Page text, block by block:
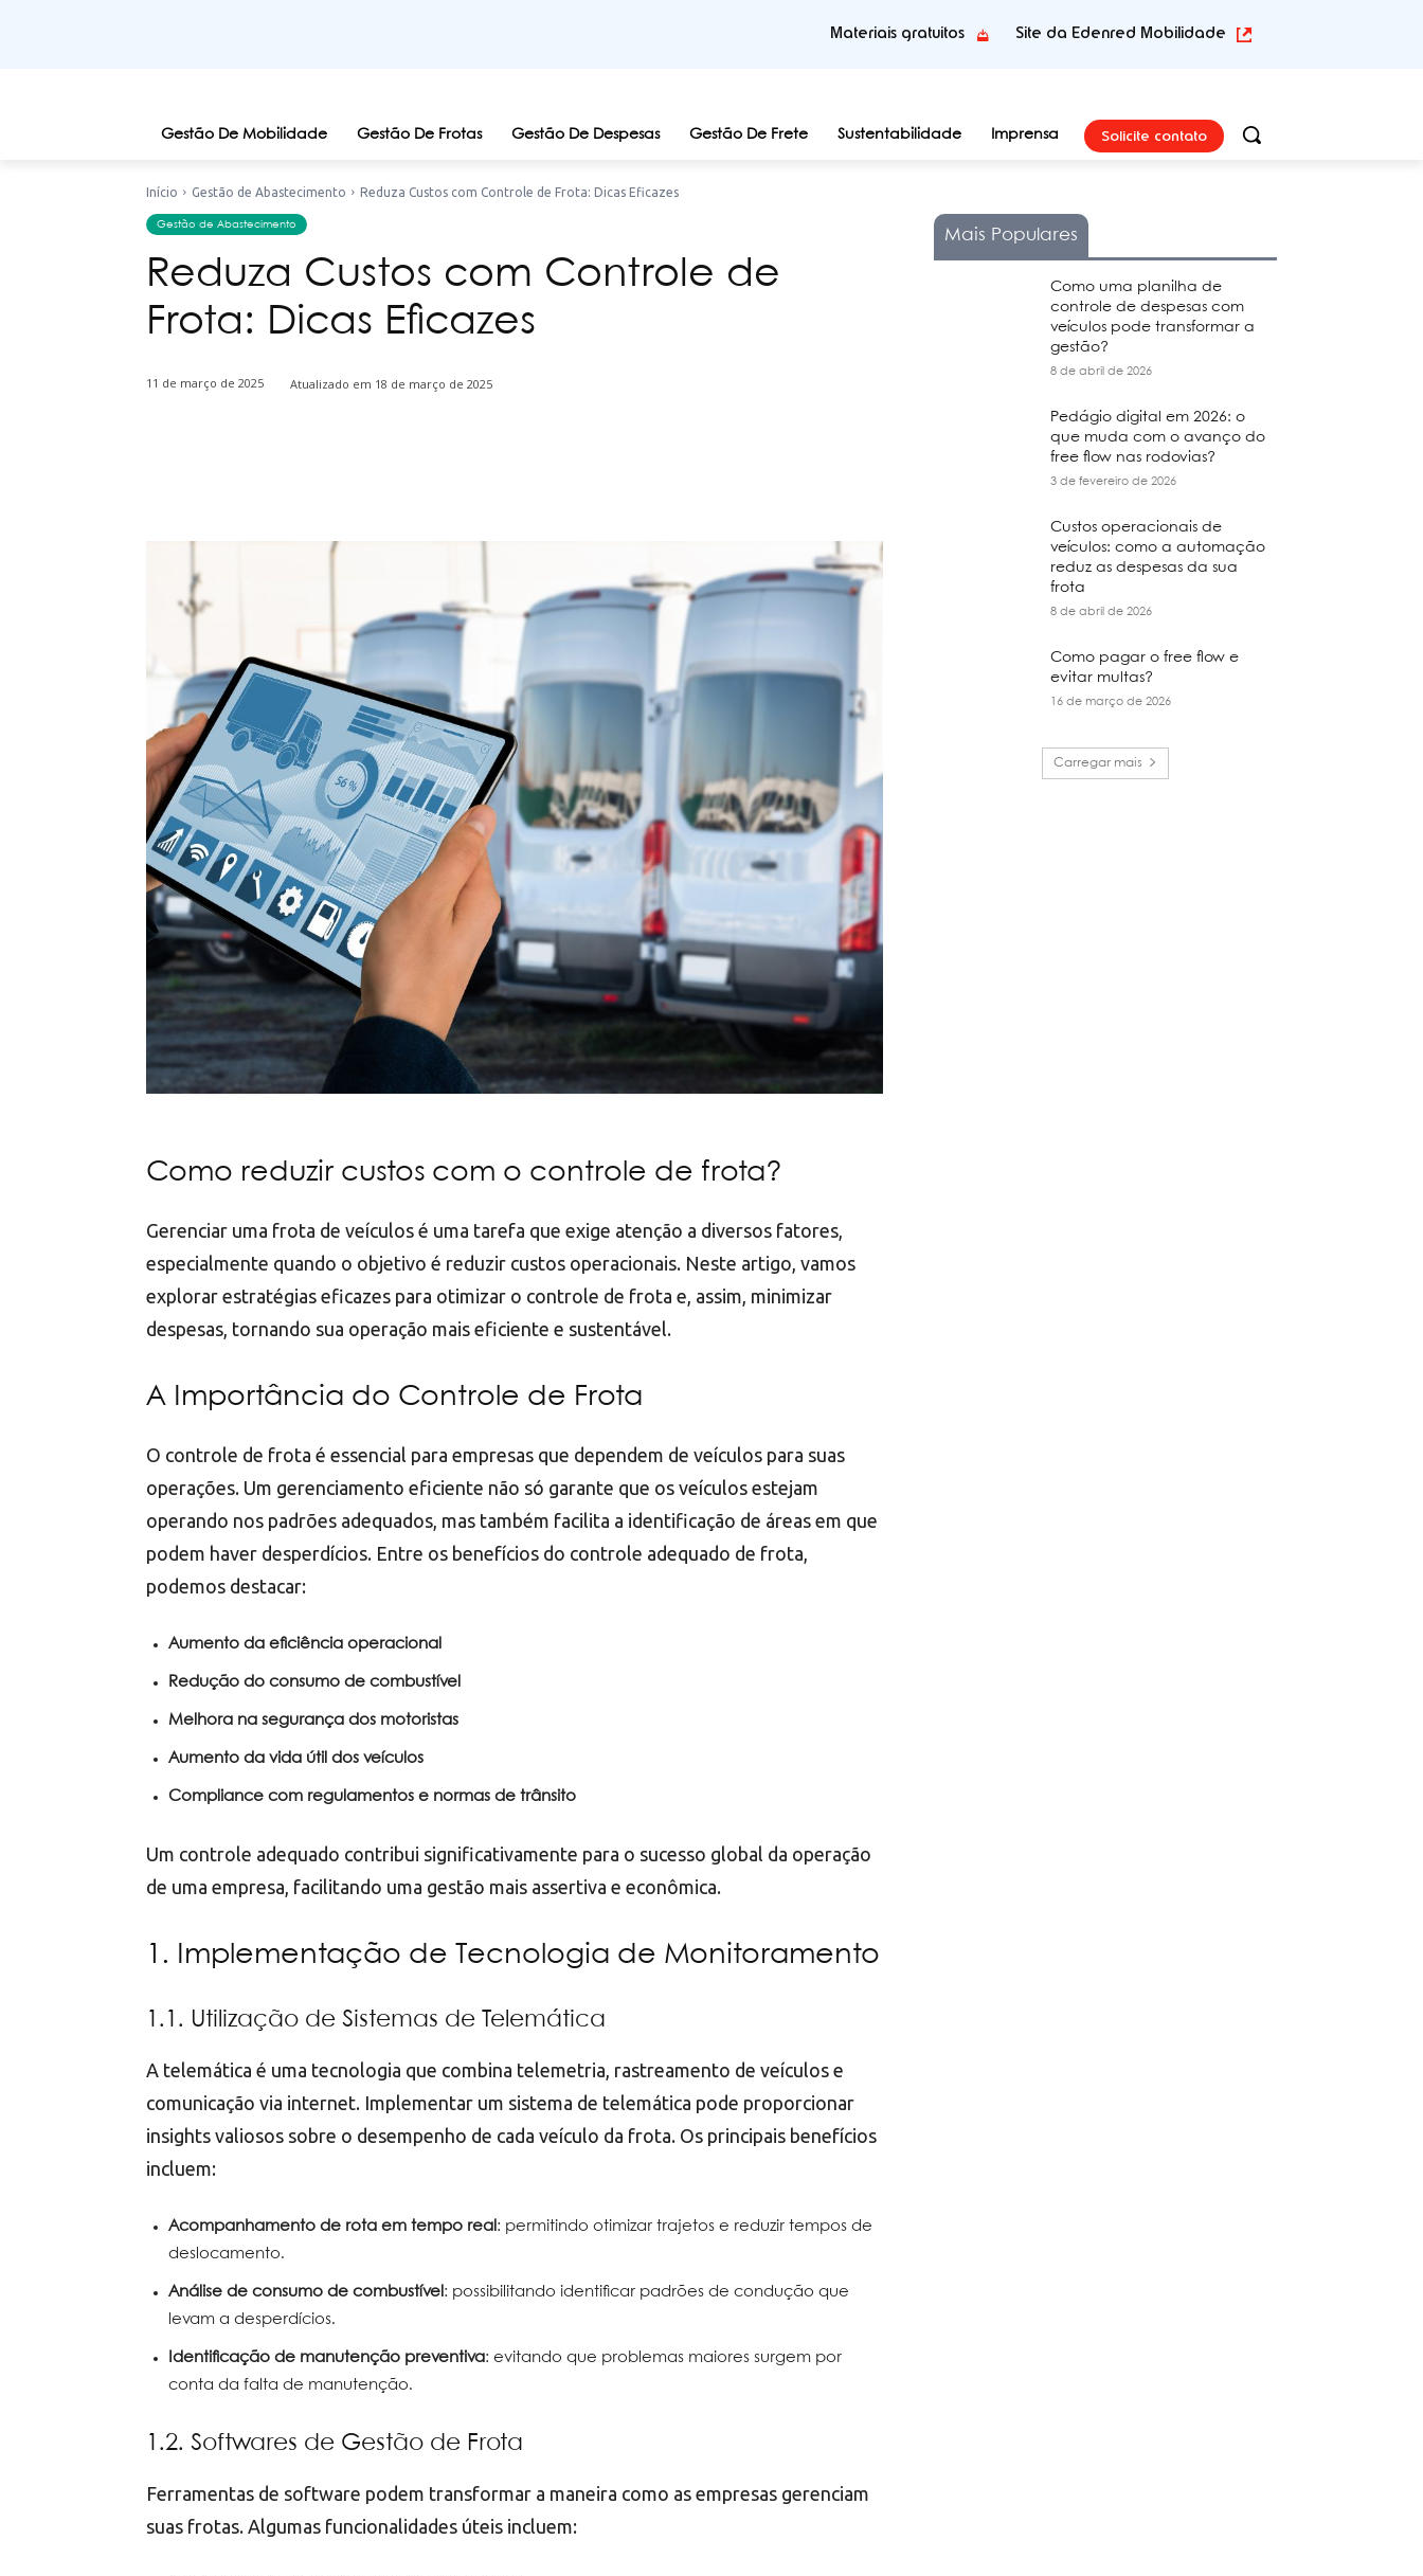
Materiais gratuitos Site da Edenred Mobilidade
Gestão De Mobilidade Gestão De Frotas Gestão De Despesas Gestão De Frete Sustentabilidade Imprensa Solicite contato
Início Gestão de Abastecimento Reduza Custos com Controle de Frota: Dicas Eficazes
Gestão de Abastecimento
Reduza Custos com Controle de
Frota: Dicas Eficazes
11 de março de 2025 Atualizado em 18 de março de 2025
Como reduzir custos com o controle de frota?
Gerenciar uma frota de veículos é uma tarefa que exige atenção a diversos fatores,
especialmente quando o objetivo é reduzir custos operacionais. Neste artigo, vamos
explorar estratégias eficazes para otimizar o controle de frota e, assim, minimizar
despesas, tornando sua operação mais eficiente e sustentável.
A Importância do Controle de Frota
O controle de frota é essencial para empresas que dependem de veículos para suas
operações. Um gerenciamento eficiente não só garante que os veículos estejam
operando nos padrões adequados, mas também facilita a identificação de áreas em que
podem haver desperdícios. Entre os benefícios do controle adequado de frota,
podemos destacar:
Aumento da eficiência operacional
Redução do consumo de combustível
Melhora na segurança dos motoristas
Aumento da vida útil dos veículos
Compliance com regulamentos e normas de trânsito
Um controle adequado contribui significativamente para o sucesso global da operação
de uma empresa, facilitando uma gestão mais assertiva e econômica.
1. Implementação de Tecnologia de Monitoramento
1.1. Utilização de Sistemas de Telemática
A telemática é uma tecnologia que combina telemetria, rastreamento de veículos e
comunicação via internet. Implementar um sistema de telemática pode proporcionar
insights valiosos sobre o desempenho de cada veículo da frota. Os principais benefícios
incluem:
Acompanhamento de rota em tempo real : permitindo otimizar trajetos e reduzir tempos de
deslocamento.
Análise de consumo de combustível : possibilitando identificar padrões de condução que
levam a desperdícios.
Identificação de manutenção preventiva: evitando que problemas maiores surgem por
conta da falta de manutenção.
1.2. Softwares de Gestão de Frota
Ferramentas de software podem transformar a maneira como as empresas gerenciam
suas frotas. Algumas funcionalidades úteis incluem:
Mais Populares
Como uma planilha de
controle de despesas com
veículos pode transformar a
gestão?
8 de abril de 2026
Pedágio digital em 2026: o
que muda com o avanço do
free flow nas rodovias?
3 de fevereiro de 2026
Custos operacionais de
veículos: como a automação
reduz as despesas da sua
frota
8 de abril de 2026
Como pagar o free flow e
evitar multas?
16 de março de 2026
Carregar mais